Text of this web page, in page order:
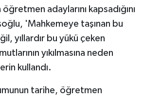
adaylarını kapsadığını
'Mahkemeye taşınan bu
yıllardır bu yükü çeken
yıkılmasına neden
kullandı.
tarihe, öğretmen